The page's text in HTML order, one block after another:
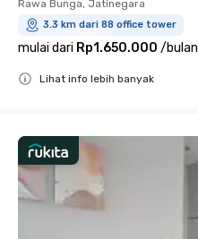
Rawa Bunga, Jatinegara
3.3 km dari 88 office tower
mulai dari Rp1.650.000 /bulan
Lihat info lebih banyak